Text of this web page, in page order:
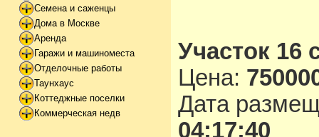
Семена и саженцы
Дома в Москве
Аренда
Гаражи и машиноместа
Отделочные работы
Таунхаус
Коттеджные поселки
Коммерческая недв
Участок 16
Цена:
Дата
04:17:40